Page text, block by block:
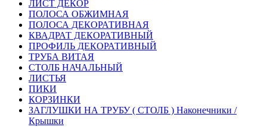
ЛИСТ ДЕКОР
ПОЛОСА ОБЖИМНАЯ
ПОЛОСА ДЕКОРАТИВНАЯ
КВАДРАТ ДЕКОРАТИВНЫЙ
ПРОФИЛЬ ДЕКОРАТИВНЫЙ
ТРУБА ВИТАЯ
СТОЛБ НАЧАЛЬНЫЙ
ЛИСТЬЯ
ПИКИ
КОРЗИНКИ
ЗАГЛУШКИ НА ТРУБУ ( СТОЛБ ) Наконечники /
Крышки